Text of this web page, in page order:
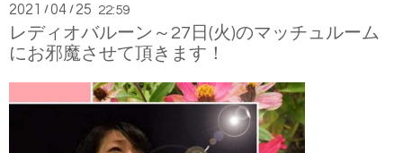
2021 /04 / 25 22:59
レディオバルーン～27日(火)のマッチュルーム
にお邪魔させて頂きます！